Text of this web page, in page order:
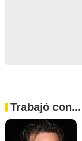
Trabajó con...